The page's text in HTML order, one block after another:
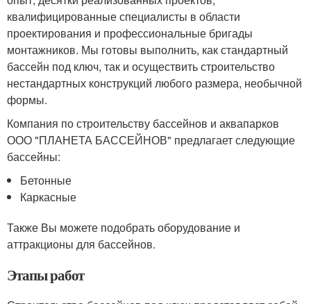
квалифицированные специалисты в области
проектирования и профессиональные бригады
монтажников. Мы готовы выполнить, как стандартный
бассейн под ключ, так и осуществить строительство
нестандартных конструкций любого размера, необычной
формы.
Компания по строительству бассейнов и аквапарков
ООО "ПЛАНЕТА БАССЕЙНОВ" предлагает следующие
бассейны:
Бетонные
Каркасные
Также Вы можете подобрать оборудование и
аттракционы для бассейнов.
Этапы работ